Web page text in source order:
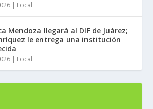
| Local
Mendoza llegará al DIF de Juárez;
le entrega una institución
| Local